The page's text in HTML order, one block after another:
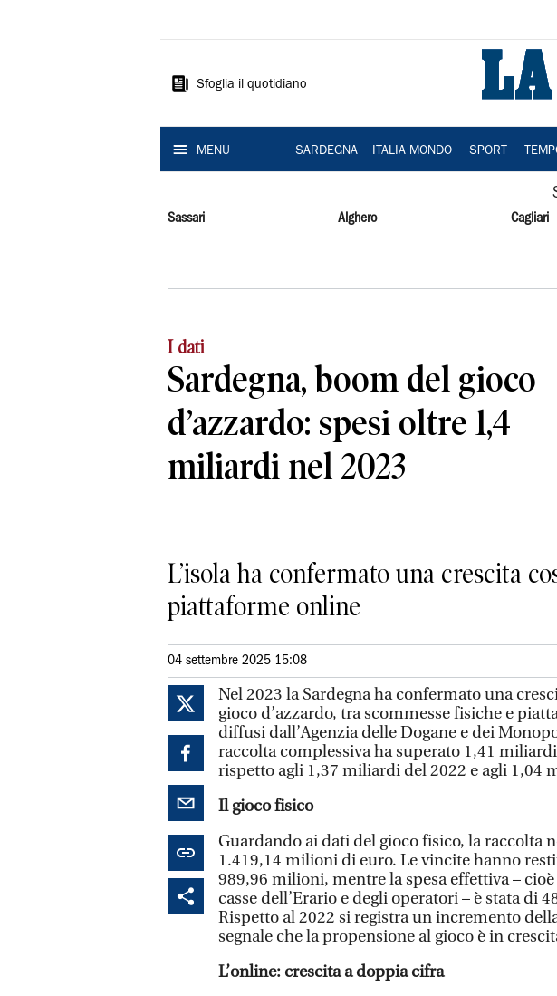
Sardegna
Sfoglia il quotidiano
MENU SARDEGNA ITALIA MONDO SPORT
Sassari Alghero Cagliari
I dati
Sardegna, boom del gioco
d’azzardo: spesi oltre 1,4
miliardi nel 2023
L’isola ha confermato una crescita
piattaforme online
04 settembre 2025 15:08
Nel 2023 la Sardegna ha confermato una
gioco d’azzardo, tra scommesse fisiche e
diffusi dall’Agenzia delle Dogane e dei
raccolta complessiva ha superato 1,41
rispetto agli 1,37 miliardi del 2022 e agli 1,04
Il gioco fisico
Guardando ai dati del gioco fisico, la raccolta
1.419,14 milioni di euro. Le vincite hanno
989,96 milioni, mentre la spesa effettiva –
casse dell’Erario e degli operatori – è stata di
Rispetto al 2022 si registra un incremento
segnale che la propensione al gioco è in
L’online: crescita a doppia cifra